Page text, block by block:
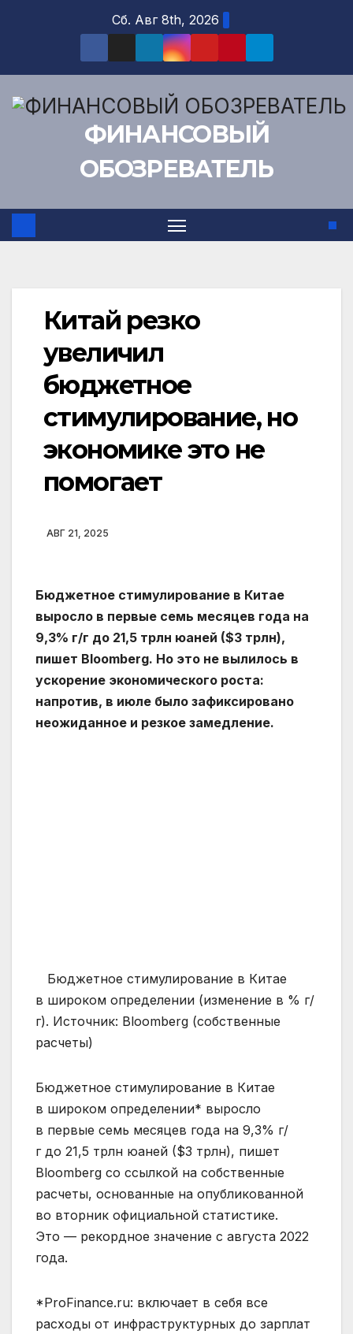
содержимому
Сб. Авг 8th, 2026
ФИНАНСОВЫЙ
ОБОЗРЕВАТЕЛЬ
Китай резко
увеличил
бюджетное
стимулирование, но
экономике это не
помогает
АВГ 21, 2025
Бюджетное стимулирование в Китае
выросло в первые семь месяцев года на
9,3% г/г до 21,5 трлн юаней ($3 трлн),
пишет Bloomberg. Но это не вылилось в
ускорение экономического роста:
напротив, в июле было зафиксировано
неожиданное и резкое замедление.
Бюджетное стимулирование в Китае
в широком определении (изменение в % г/
г). Источник: Bloomberg (собственные
расчеты)
Бюджетное стимулирование в Китае
в широком определении* выросло
в первые семь месяцев года на 9,3% г/
г до 21,5 трлн юаней ($3 трлн), пишет
Bloomberg со ссылкой на собственные
расчеты, основанные на опубликованной
во вторник официальной статистике.
Это — рекордное значение с августа 2022
года.
*ProFinance.ru: включает в себя все
расходы от инфраструктурных до зарплат